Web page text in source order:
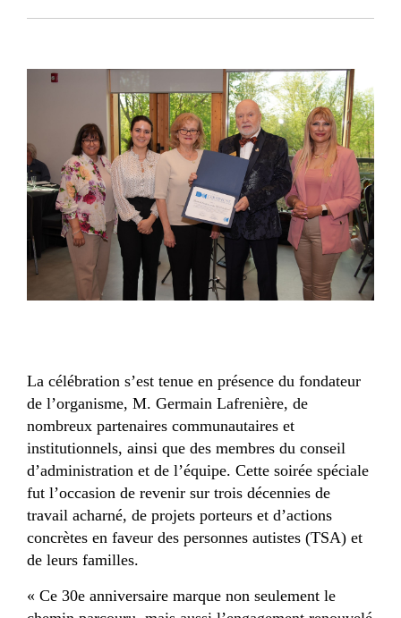
La célébration s’est tenue en présence du fondateur
de l’organisme, M. Germain Lafrenière, de
nombreux partenaires communautaires et
institutionnels, ainsi que des membres du conseil
d’administration et de l’équipe. Cette soirée spéciale
fut l’occasion de revenir sur trois décennies de
travail acharné, de projets porteurs et d’actions
concrètes en faveur des personnes autistes (TSA) et
de leurs familles.
« Ce 30e anniversaire marque non seulement le